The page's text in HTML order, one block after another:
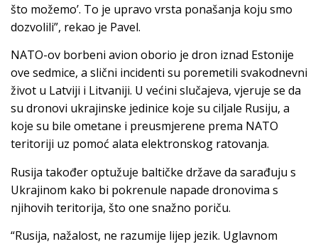
što možemo’. To je upravo vrsta ponašanja koju smo
dozvolili”, rekao je Pavel.
NATO-ov borbeni avion oborio je dron iznad Estonije
ove sedmice, a slični incidenti su poremetili svakodnevni
život u Latviji i Litvaniji. U većini slučajeva, vjeruje se da
su dronovi ukrajinske jedinice koje su ciljale Rusiju, a
koje su bile ometane i preusmjerene prema NATO
teritoriji uz pomoć alata elektronskog ratovanja.
Rusija također optužuje baltičke države da sarađuju s
Ukrajinom kako bi pokrenule napade dronovima s
njihovih teritorija, što one snažno poriču.
“Rusija, nažalost, ne razumije lijep jezik. Uglavnom